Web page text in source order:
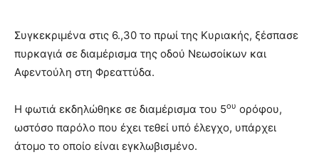
Συγκεκριμένα στις 6.,30 το πρωί της Κυριακής, ξέσπασε
πυρκαγιά σε διαμέρισμα της οδού Νεωσοίκων και
Αφεντούλη στη Φρεαττύδα.
Η φωτιά εκδηλώθηκε σε διαμέρισμα του 5ου ορόφου,
ωστόσο παρόλο που έχει τεθεί υπό έλεγχο, υπάρχει
άτομο το οποίο είναι εγκλωβισμένο.